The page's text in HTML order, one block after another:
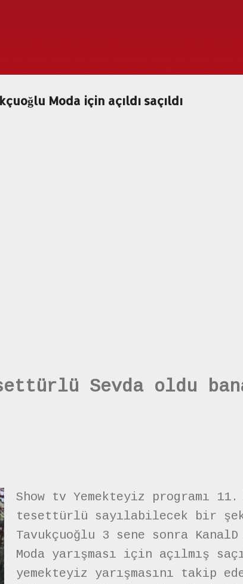
Moda için açıldı saçıldı
Sevda oldu
Show tv Yemekteyiz programı
tesettürlü sayılabilecek bir
Tavukçuoğlu 3 sene sonra KanalD
Moda yarışması için açılmış
yemekteyiz yarışmasını takip